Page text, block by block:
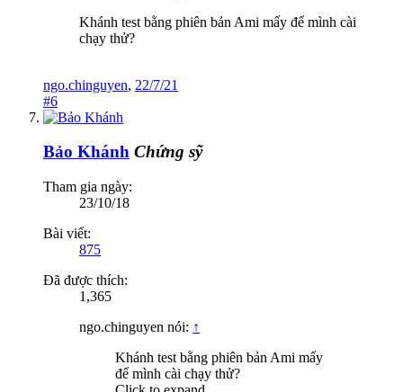
Khánh test bằng phiên bản Ami mấy để mình cài
chạy thử?
ngo.chinguyen, 22/7/21
#6
Bảo Khánh Chứng sỹ
Tham gia ngày:
23/10/18
Bài viết:
875
Đã được thích:
1,365
ngo.chinguyen nói: ↑
Khánh test bằng phiên bản Ami mấy
để mình cài chạy thử?